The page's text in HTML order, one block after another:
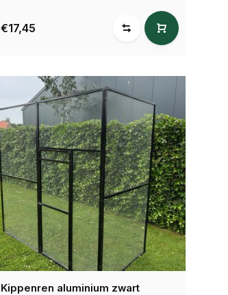
€17,45
Kippenren aluminium zwart